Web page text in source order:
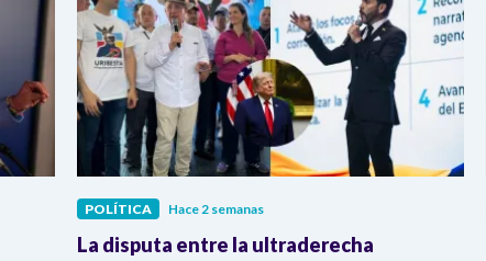
POLÍTICA Hace 2 semanas
La disputa entre la ultraderecha